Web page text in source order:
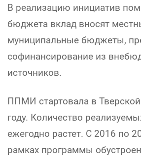
В реализацию инициатив
бюджета вклад вносят
муниципальные бюджеты,
софинансирование из
источников.
ППМИ стартовала в
году. Количество
ежегодно растет. С 2016 по
рамках программы